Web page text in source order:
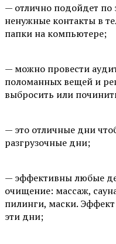
— отлично подойдет по
ненужные контакты в
папки на компьютере;
— можно провести
поломанных вещей и
выбросить или
— это отличные дни
разгрузочные дни;
— эффективны любые
очищение: массаж,
пилинги, маски.
эти дни; ⠀